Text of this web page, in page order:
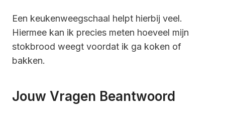
Een keukenweegschaal helpt hierbij veel.
Hiermee kan ik precies meten hoeveel mijn
stokbrood weegt voordat ik ga koken of
bakken.
Jouw Vragen Beantwoord